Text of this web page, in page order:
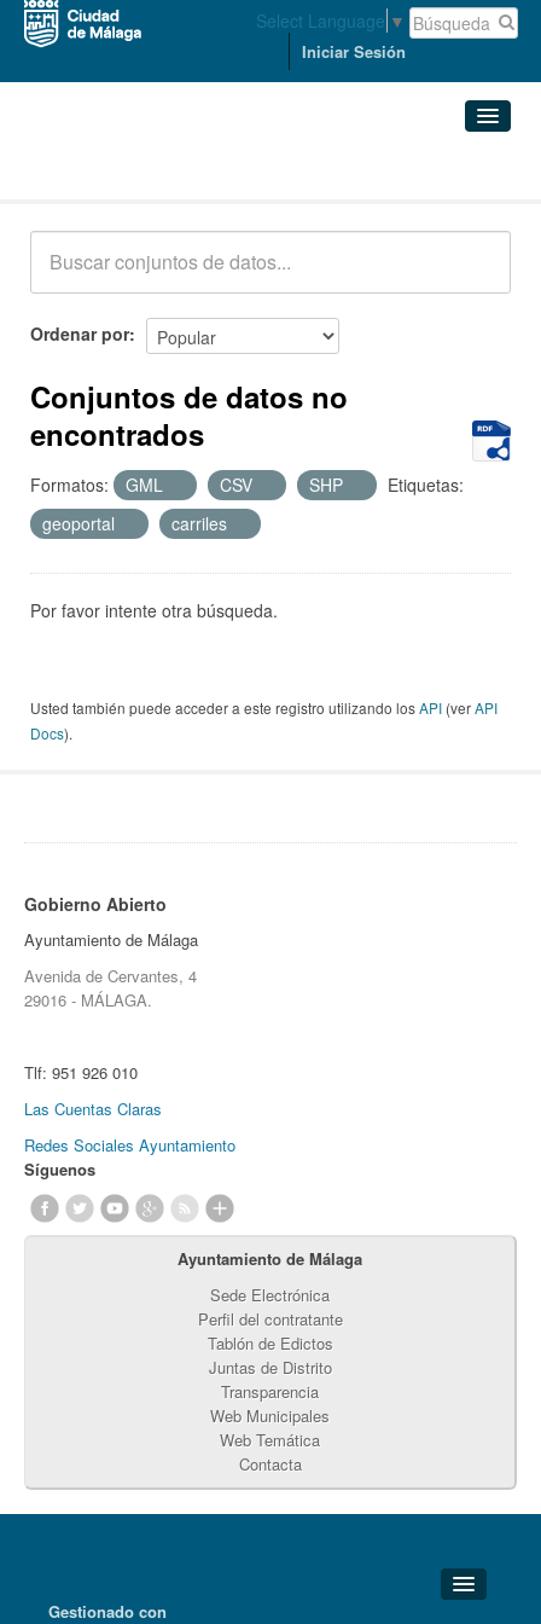
Select Language ▼
Iniciar Sesión
Acerca de
Ordenar por
Conjuntos de datos no
encontrados
Formatos: GML CSV SHP
Etiquetas:
geoportal
carriles
Por favor intente otra búsqueda.
Usted también puede acceder a este registro utilizando losAPI (verAPI
Docs).
Gobierno Abierto
Ayuntamiento de Málaga
Avenida de Cervantes, 4
29016 - MÁLAGA.
Tlf: 951 926 010
Las Cuentas Claras
Redes Sociales Ayuntamiento
Síguenos
Ayuntamiento de Málaga
Sede Electrónica
Perfil del contratante
Tablón de Edictos
Juntas de Distrito
Transparencia
Web Municipales
Web Temática
Contacta
Gestionado con